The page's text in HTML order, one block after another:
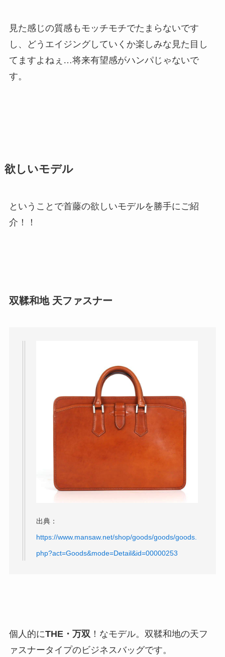
見た感じの質感もモッチモチでたまらないです
し、どうエイジングしていくか楽しみな見た目し
てますよねぇ…将来有望感がハンパじゃないで
す。
欲しいモデル
ということで首藤の欲しいモデルを勝手にご紹
介！！
双鞣和地 天ファスナー
出典：
https://www.mansaw.net/shop/goods/goods/goods.
php?act=Goods&mode=Detail&id=00000253
個人的にTHE・万双 ！なモデル。双鞣和地の天フ
ァスナータイプのビジネスバッグです。